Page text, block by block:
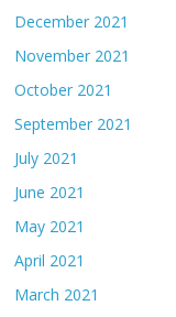
December 2021
November 2021
October 2021
September 2021
July 2021
June 2021
May 2021
April 2021
March 2021